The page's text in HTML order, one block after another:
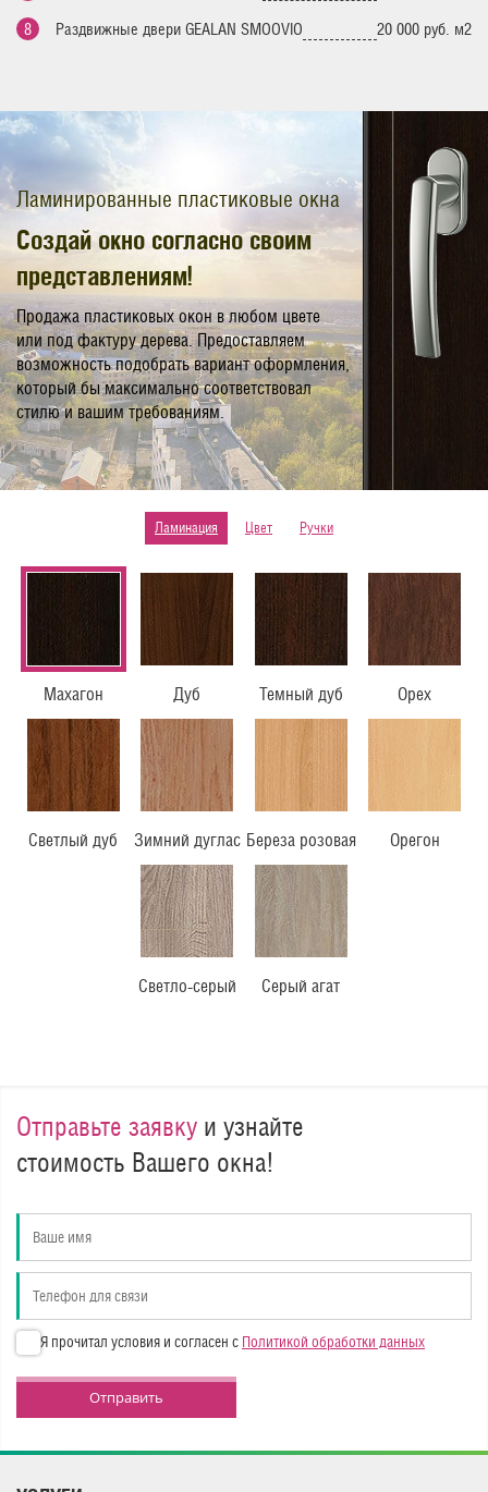
Раздвижные двери GEALAN SMOOVIO 20 000 руб. м2
Ламинированные пластиковые окна
Создай окно согласно своим
представлениям!
Продажа пластиковых окон в любом цвете
или под фактуру дерева. Предоставляем
возможность подобрать вариант оформления,
который бы максимально соответствовал
стилю и вашим требованиям.
Ламинация Цвет Ручки
Махагон Дуб Темный дуб Орех
Светлый дуб Зимний дуглас Береза розовая Орегон
Светло-серый Серый агат
Отправьте заявку и узнайте
стоимость Вашего окна!
Я прочитал условия и согласен с Политикой обработки данных
Отправить